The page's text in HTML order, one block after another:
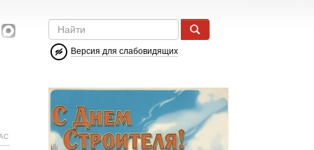
Версия для слабовидящих